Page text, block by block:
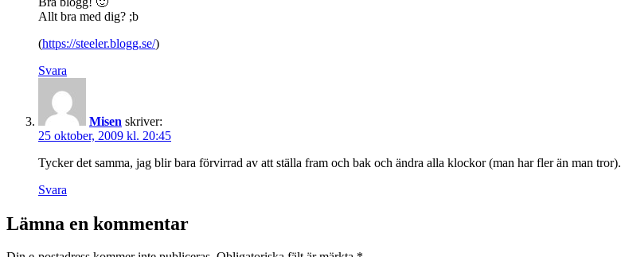
Allt bra med dig? ;b
(https://steeler.blogg.se/)
Svara
Misen skriver:
25 oktober, 2009 kl. 20:45
Tycker det samma, jag blir bara förvirrad av att ställa fram och bak och ändra alla klockor (man har fler än man tror).
Svara
Lämna en kommentar